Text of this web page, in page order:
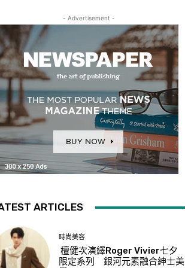
- Advertisement -
ARTICLES
時尚美容
檀健次演繹Roger Vivier七夕
限定系列 銀河元素融合紳士美